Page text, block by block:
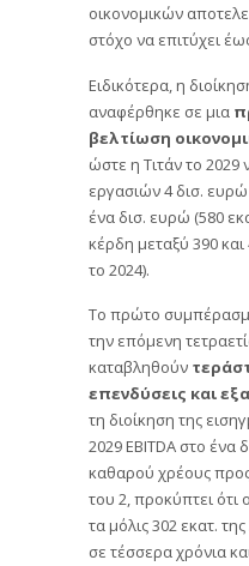
οικονομικών
στόχο να επιτύχει
Ειδικότερα, η
αναφέρθηκε σε μια
βελτίωση
ώστε η Τιτάν το 2029
εργασιών 4 δισ. ευρώ
ένα δισ. ευρώ (580
κέρδη μεταξύ 390
το 2024).
Το πρώτο
την επόμενη
καταβληθούν
επενδύσεις και
τη διοίκηση της
2029 EBITDA στο ένα
καθαρού χρέους προς
του 2, προκύπτει
τα μόλις 302 εκατ.
σε τέσσερα χρόνια